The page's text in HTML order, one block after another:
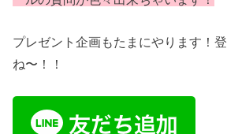
プレゼント企画もたまにやります！
ね〜！！